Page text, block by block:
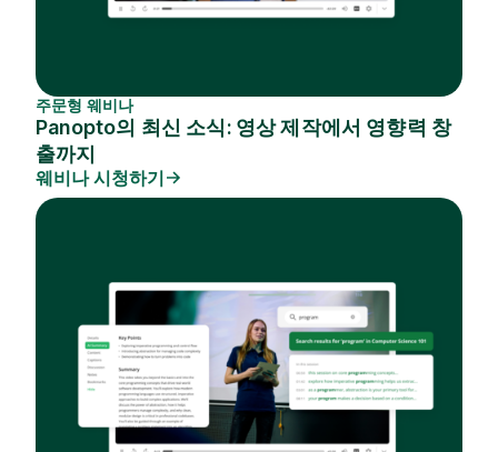
주문형 웨비나
Panopto의 최신 소식: 영상 제작에서 영향력 창
출까지
웨비나 시청하기